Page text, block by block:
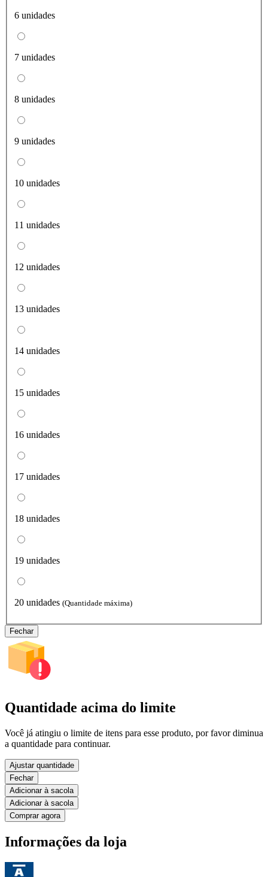
6 unidades
7 unidades
8 unidades
9 unidades
10 unidades
11 unidades
12 unidades
13 unidades
14 unidades
15 unidades
16 unidades
17 unidades
18 unidades
19 unidades
20 unidades (Quantidade máxima)
Fechar
Quantidade acima do limite
Você já atingiu o limite de itens para esse produto, por favor diminua
a quantidade para continuar.
Ajustar quantidade
Fechar
Adicionar à sacola
Adicionar à sacola
Comprar agora
Informações da loja